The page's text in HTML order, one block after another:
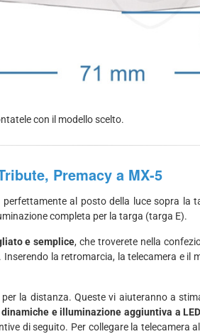
con il modello scelto.
Premacy a MX-5
al posto della luce sopra la
completa per la targa (targa E).
e semplice, che troverete nella
la retromarcia, la telecamera e
la distanza. Queste vi aiuteranno a
dinamiche e illuminazione aggiuntiva a
di seguito. Per collegare la